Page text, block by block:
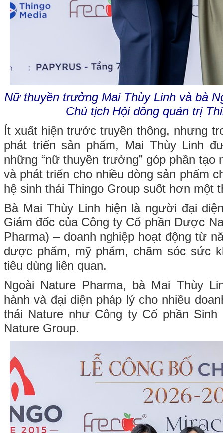
Nữ thuyền trưởng Mai Thùy Linh và bà
Chủ tịch Hội đồng quản trị
Ít xuất hiện trước truyền thông, nhưng
phát triển sản phẩm, Mai Thùy Linh
những “nữ thuyền trưởng” góp phần tạo
và phát triển cho nhiều dòng sản phẩm
hệ sinh thái Thingo Group suốt hơn một
Bà Mai Thùy Linh hiện là người đại
Giám đốc của Công ty Cổ phần Dược
Pharma) – doanh nghiệp hoạt động từ
dược phẩm, mỹ phẩm, chăm sóc sức
tiêu dùng liên quan.
Ngoài Nature Pharma, bà Mai Thùy
hành và đại diện pháp lý cho nhiều
thái Nature như Công ty Cổ phần Sinh
Nature Group.